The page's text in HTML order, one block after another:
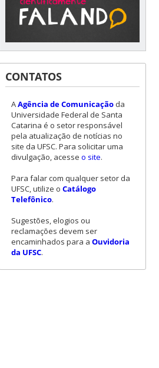
CONTATOS
AAgência de Comunicaçãoda
Universidade Federal de Santa
Catarina é o setor responsável
pela atualização de notícias no
site da UFSC. Para solicitar uma
divulgação, acesse o site.
Para falar com qualquer setor da
UFSC, utilize o Catálogo
Telefônico.
Sugestões, elogios ou
reclamações devem ser
encaminhados para a Ouvidoria
da UFSC.